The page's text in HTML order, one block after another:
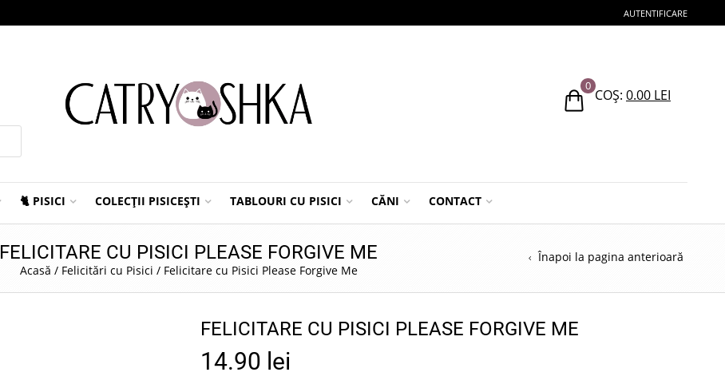
AUTENTIFICARE
0
COȘ: 0.00 LEI
🐈 PISICI COLECȚII PISICEȘTI TABLOURI CU PISICI CĂNI CONTACT
FELICITARE CU PISICI PLEASE FORGIVE ME
Acasă / Felicitări cu Pisici / Felicitare cu Pisici Please Forgive Me
Înapoi la pagina anterioară
FELICITARE CU PISICI PLEASE FORGIVE ME
14.90 lei